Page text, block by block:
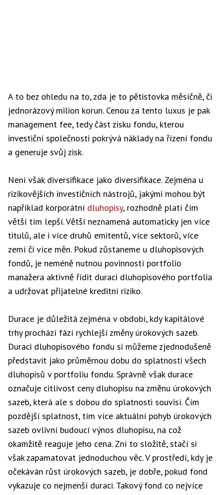
A to bez ohledu na to, zda je to pětistovka měsíčně, či
jednorázový milion korun. Cenou za tento luxus je pak
management fee, tedy část zisku fondu, kterou
investiční společnosti pokrývá náklady na řízení fondu
a generuje svůj zisk.
Není však diversifikace jako diversifikace. Zejména u
rizikovějších investičních nástrojů, jakými mohou být
například korporátní dluhopisy, rozhodně platí čím
větší tím lepší. Větší neznamená automaticky jen více
titulů, ale i více druhů emitentů, více sektorů, více
zemí či více měn. Pokud zůstaneme u dluhopisových
fondů, je neméně nutnou povinností portfolio
manažera aktivně řídit duraci dluhopisového portfolia
a udržovat přijatelné kreditní riziko.
Durace je důležitá zejména v období, kdy kapitálové
trhy prochází fází rychlejší změny úrokových sazeb.
Duraci dluhopisového fondu si můžeme zjednodušeně
představit jako průměrnou dobu do splatnosti všech
dluhopisů v portfoliu fondu. Správně však durace
označuje citlivost ceny dluhopisu na změnu úrokových
sazeb, která ale s dobou do splatnosti souvisí. Čím
pozdější splatnost, tím více aktuální pohyb úrokových
sazeb ovlivní budoucí výnos dluhopisu, na což
okamžitě reaguje jeho cena. Zní to složitě, stačí si
však zapamatovat jednoduchou věc. V prostředí, kdy je
očekáván růst úrokových sazeb, je dobře, pokud fond
vykazuje co nejmenší duraci. Takový fond co nejvíce